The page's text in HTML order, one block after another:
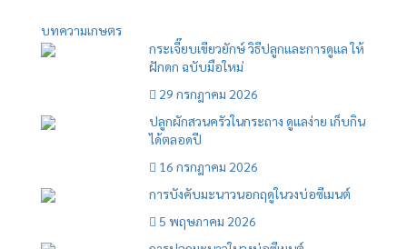
บทความเกษตร
กระเจี๊ยบเขียวยักษ์ วิธีปลูกและการดูแล ให้
ฝักดก ฉบับมือใหม่
29 กรกฎาคม 2026
ปลูกผักสวนครัวในกระถาง ดูแลง่าย เก็บกิน
ได้ตลอดปี
16 กรกฎาคม 2026
การบังคับมะนาวนอกฤดูในวงบ่อซีเมนต์
5 พฤษภาคม 2026